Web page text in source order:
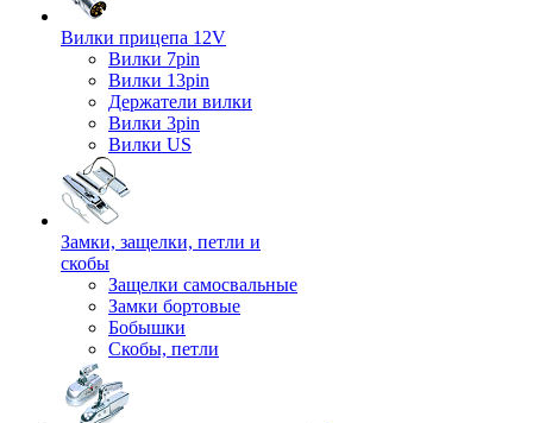
Вилки прицепа 12V
Вилки 7pin
Вилки 13pin
Держатели вилки
Вилки 3pin
Вилки US
Замки, защелки, петли и
скобы
Защелки самосвальные
Замки бортовые
Бобышки
Скобы, петли